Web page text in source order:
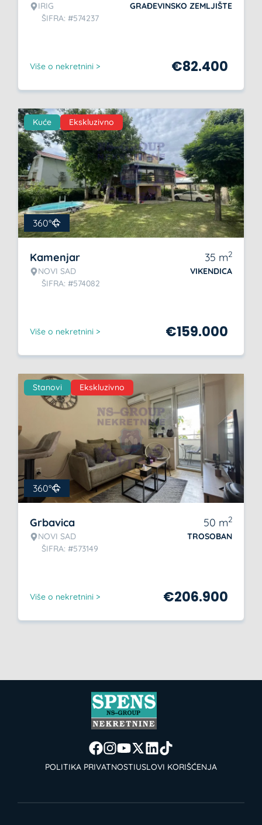
IRIG
ŠIFRA: #574237
GRAĐEVINSKO ZEMLJIŠTE
Više o nekretnini > €82.400
Kuće Ekskluzivno
360°
Kamenjar
NOVI SAD
ŠIFRA: #574082
35 m2
VIKENDICA
Više o nekretnini > €159.000
Stanovi Ekskluzivno
360°
Grbavica
NOVI SAD
ŠIFRA: #573149
50 m2
TROSOBAN
Više o nekretnini > €206.900
POLITIKA PRIVATNOSTIUSLOVI KORIŠĆENJA